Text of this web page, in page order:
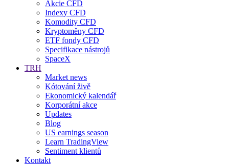
Akcie CFD
Indexy CFD
Komodity CFD
Kryptoměny CFD
ETF fondy CFD
Specifikace nástrojů
SpaceX
TRH
Market news
Kótování živě
Ekonomický kalendář
Korporátní akce
Updates
Blog
US earnings season
Learn TradingView
Sentiment klientů
Kontakt